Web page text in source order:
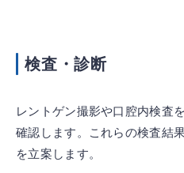
検査・診断
レントゲン撮影や口腔内検査
確認します。これらの検査結
を立案します。